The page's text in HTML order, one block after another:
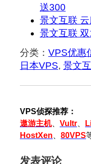
送300
景文互联
景文互联
分类： VPS优惠
日本VPS, 景文
VPS侦探推荐：
遨游主机、 Vultr
HostXen
80VPS
发表评论